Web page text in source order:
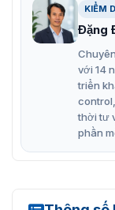
KIỂM
Đặng
với 14
triển
thời tư
phần